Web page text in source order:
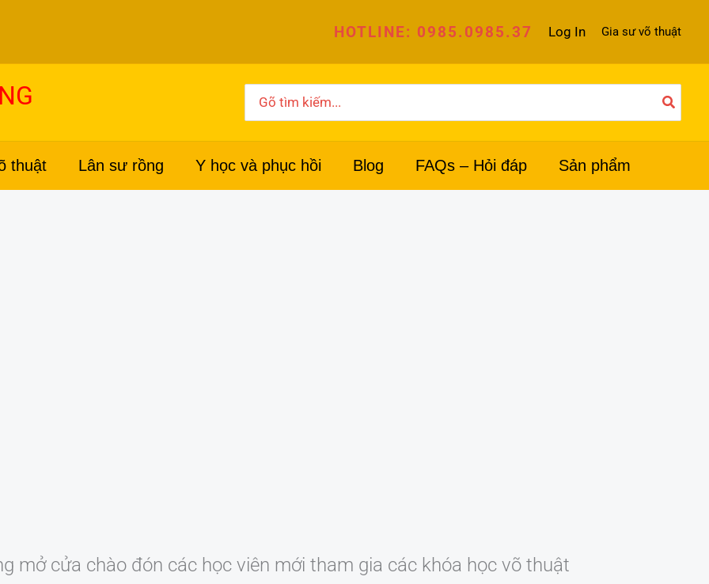
HOTLINE: 0985.0985.37 Log In Gia sư võ thuật
for:
thuật Lân sư rồng Y học và phục hồi Blog FAQs – Hỏi đáp Sản phẩm
mở cửa chào đón các học viên mới tham gia các khóa học võ thuật